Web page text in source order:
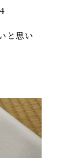
と思い